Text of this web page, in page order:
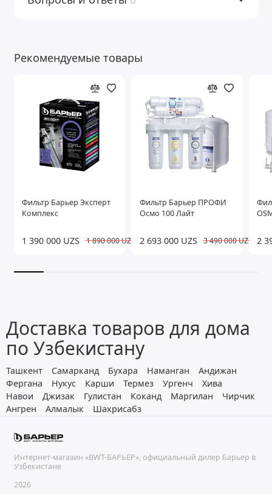
Рекомендуемые товары
Фильтр Барьер Эксперт
Комплекс
1 390 000 UZS 1 890 000 UZS
Фильтр Барьер ПРОФИ
Осмо 100 Лайт
2 693 000 UZS 3 490 000 UZS 2
Доставка товаров для дома
по Узбекистану
Ташкент Самарканд Бухара Наманган
Андижан
Фергана
Нукус Карши Термез Ургенч
Хива
Навои
Джизак Гулистан Коканд Маргилан
Чирчик
Ангрен
Алмалык Шахрисабз
Интернет-магазин «BWT-БАРЬЕР», официальный дилер Барьер в
Узбекистане
2026